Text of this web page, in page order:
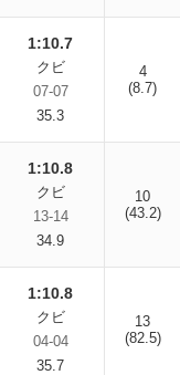
1:10.7
クビ
07-07
35.3
4
(8.7)
1:10.8
クビ
13-14
34.9
10
(43.2)
1:10.8
クビ
04-04
35.7
13
(82.5)